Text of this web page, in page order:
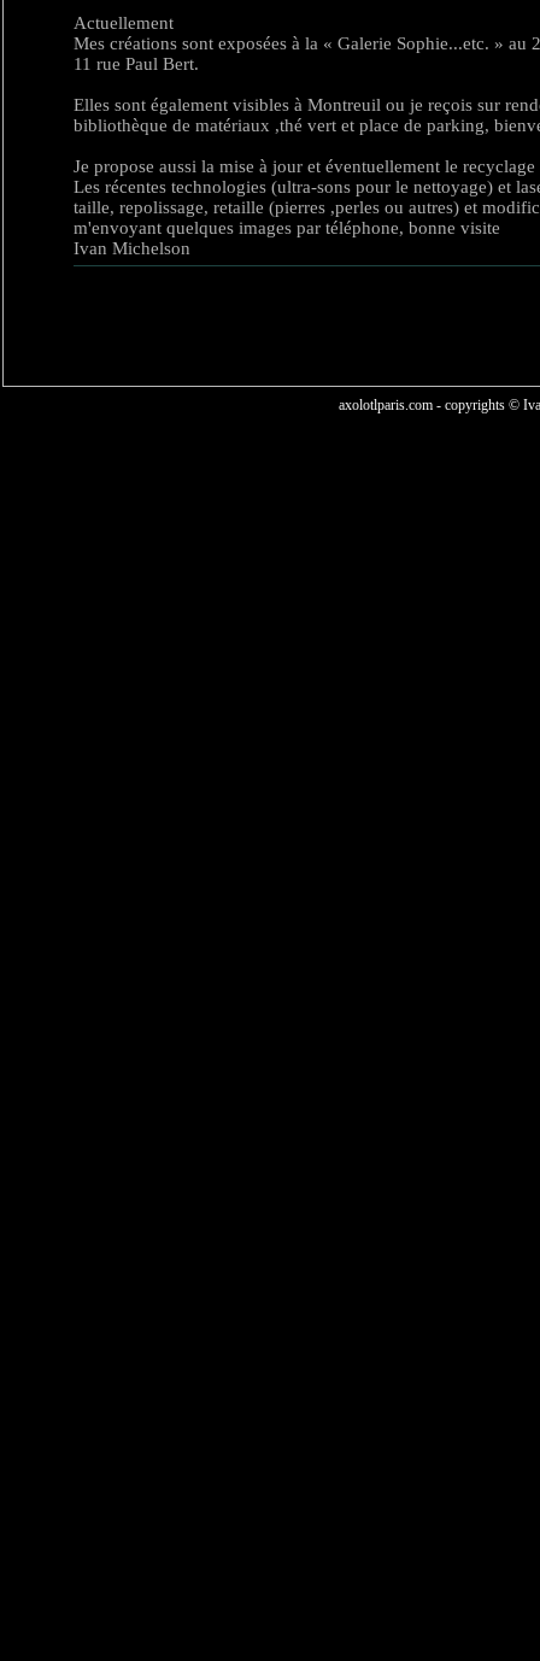
Actuellement
Mes créations sont exposées à la « Galerie Sophie...etc. »
11 rue Paul Bert.
Elles sont également visibles à Montreuil ou je reçois sur
bibliothèque de matériaux ,thé vert et place de parking,
Je propose aussi la mise à jour et éventuellement le
Les récentes technologies (ultra-sons pour le nettoyage) et
taille, repolissage, retaille (pierres ,perles ou autres) et
m'envoyant quelques images par téléphone, bonne visite
Ivan Michelson
axolotlparis.com - copyrights ©